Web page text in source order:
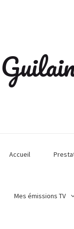
Accueil
Mes émissions TV